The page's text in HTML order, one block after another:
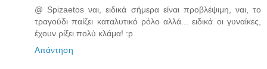
@ Spizaetos ναι, ειδικά σήμερα είναι προβλέψιμη, ναι, το
τραγούδι παίζει καταλυτικό ρόλο αλλά... ειδικά οι γυναίκες,
έχουν ρίξει πολύ κλάμα! :p
Απάντηση